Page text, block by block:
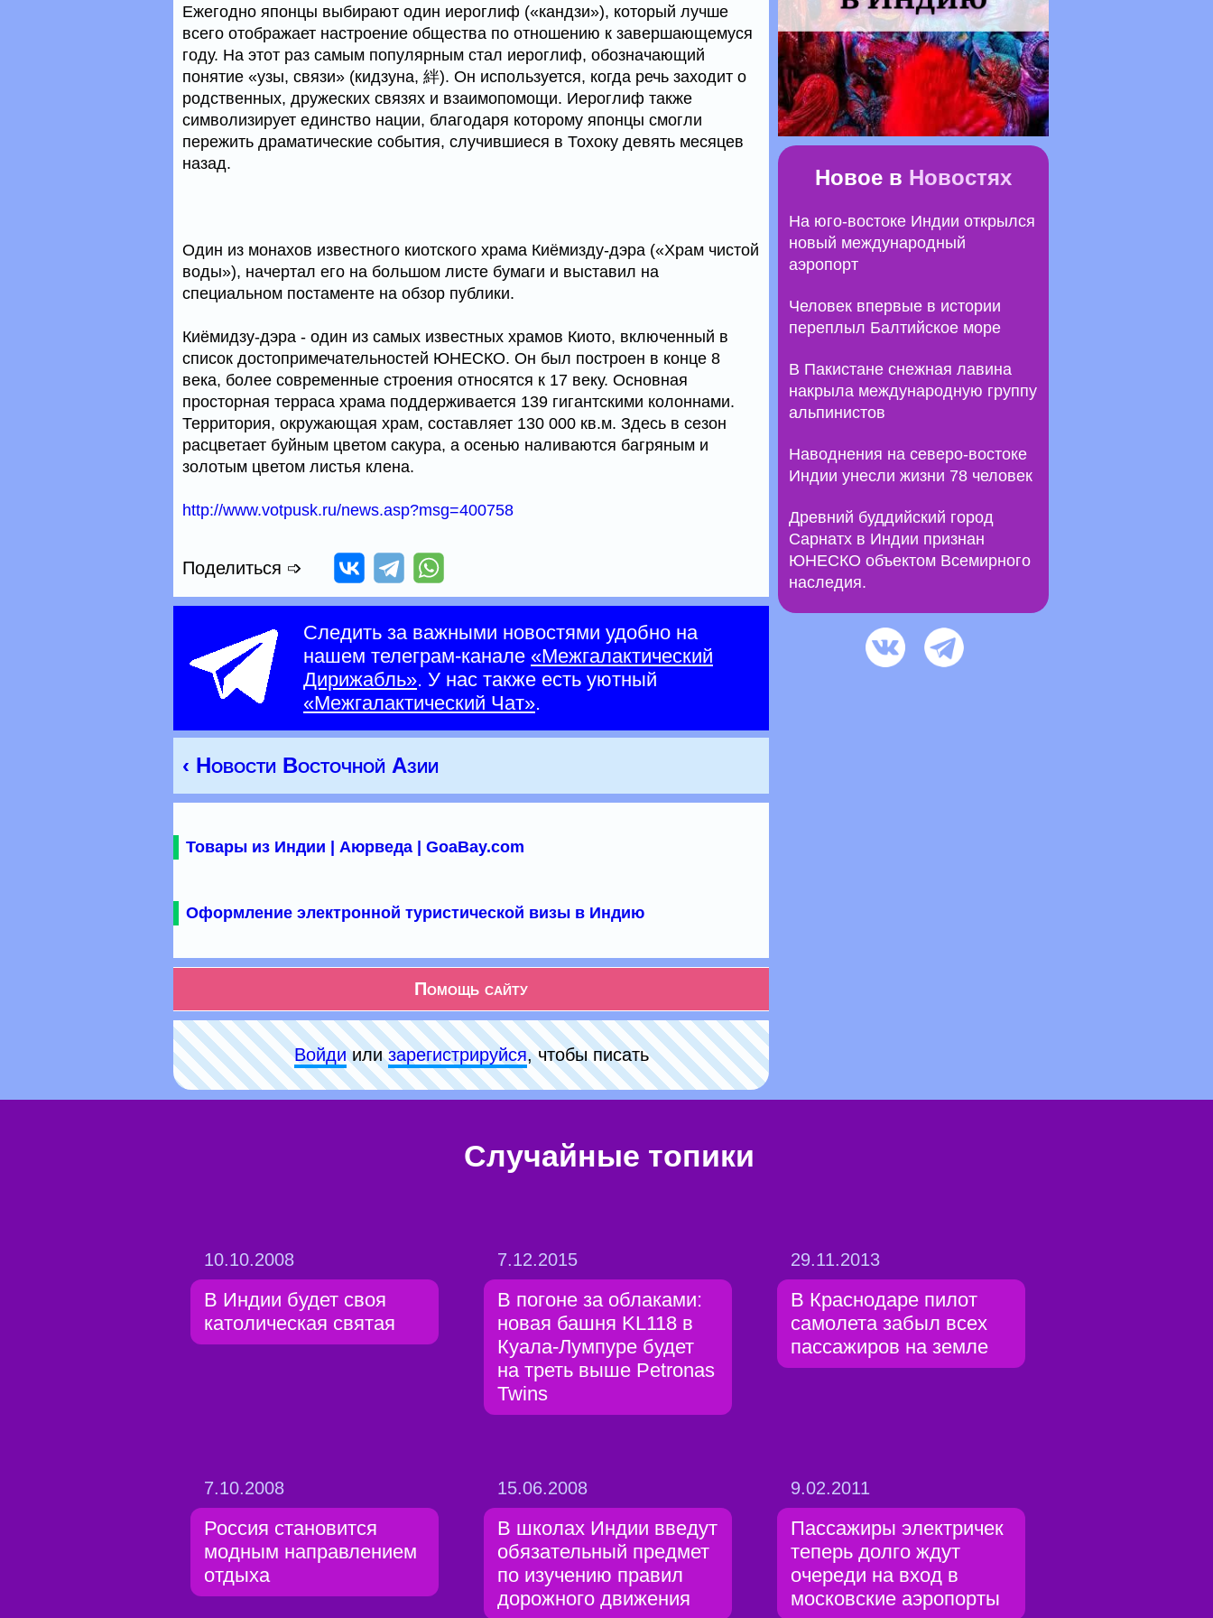
Ежегодно японцы выбирают один иероглиф («кандзи»), который лучше
всего отображает настроение общества по отношению к завершающемуся
году. На этот раз самым популярным стал иероглиф, обозначающий
понятие «узы, связи» (кидзуна, 絆). Он используется, когда речь заходит о
родственных, дружеских связях и взаимопомощи. Иероглиф также
символизирует единство нации, благодаря которому японцы смогли
пережить драматические события, случившиеся в Тохоку девять месяцев
назад.
Один из монахов известного киотского храма Киёмизду-дэра («Храм чистой
воды»), начертал его на большом листе бумаги и выставил на
специальном постаменте на обзор публики.
Киёмидзу-дэра - один из самых известных храмов Киото, включенный в
список достопримечательностей ЮНЕСКО. Он был построен в конце 8
века, более современные строения относятся к 17 веку. Основная
просторная терраса храма поддерживается 139 гигантскими колоннами.
Территория, окружающая храм, составляет 130 000 кв.м. Здесь в сезон
расцветает буйным цветом сакура, а осенью наливаются багряным и
золотым цветом листья клена.
http://www.votpusk.ru/news.asp?msg=400758
Поделиться ➩
Следить за важными новостями удобно на
нашем телеграм-канале «Межгалактический
Дирижабль». У нас также есть уютный
«Межгалактический Чат».
‹ Новости Восточной Азии
Товары из Индии | Аюрведа | GoaBay.com
Оформление электронной туристической визы в Индию
Помощь сайту
Войдиилизарeгиcтpируйся, чтобы писать
Новое в Новостях
На юго-востоке Индии открылся
новый международный
аэропорт
Человек впервые в истории
переплыл Балтийское море
В Пакистане снежная лавина
накрыла международную группу
альпинистов
Наводнения на северо-востоке
Индии унесли жизни 78 человек
Древний буддийский город
Сарнатх в Индии признан
ЮНЕСКО объектом Всемирного
наследия.
Случайные топики
10.10.2008
В Индии будет своя
католическая святая
7.12.2015
В погоне за облаками:
новая башня KL118 в
Куала-Лумпуре будет
на треть выше Petronas
Twins
29.11.2013
В Краснодаре пилот
самолета забыл всех
пассажиров на земле
7.10.2008
Россия становится
модным направлением
отдыха
15.06.2008
В школах Индии введут
обязательный предмет
по изучению правил
дорожного движения
9.02.2011
Пассажиры электричек
теперь долго ждут
очереди на вход в
московские аэропорты